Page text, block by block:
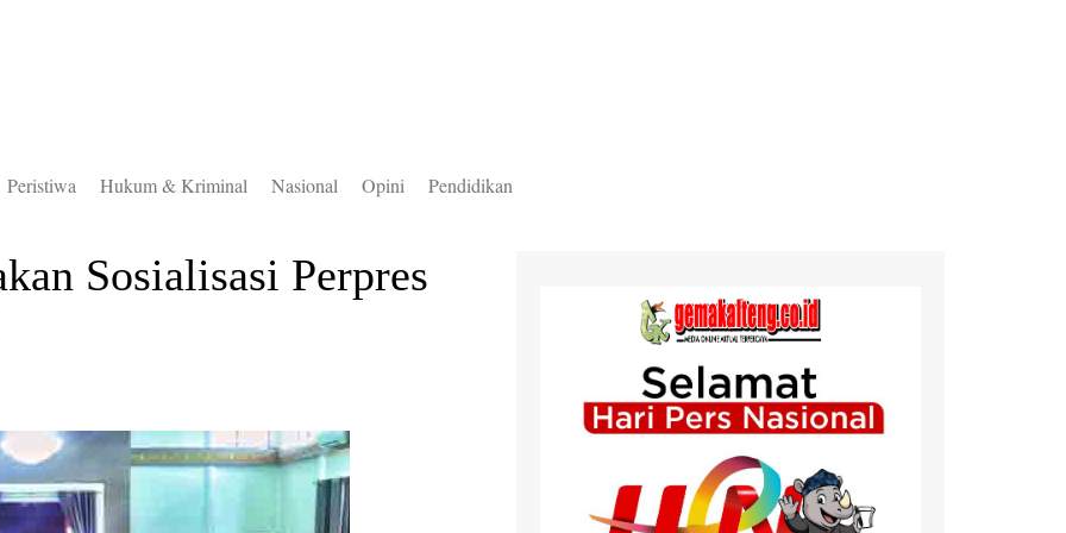
Timur
Utara
Peristiwa Hukum & Kriminal Nasional Opini Pendidikan
Sosialisasi Perpres